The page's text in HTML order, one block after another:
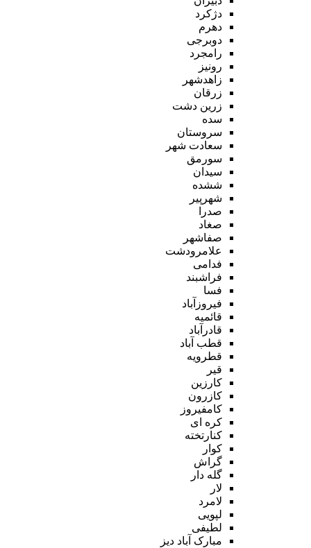
دژکرد
دهرم
دوبرجی
رامجرد
رونیز
زاهدشهر
زرقان
زرین دشت
سده
سروستان
سعادت شهر
سورمق
سیدان
ششده
شهرپیر
صدرا
صغاد
صفاشهر
علامرودشت
فدامی
فراشبند
فسا
فیروزآباد
قائمیه
قادرآباد
قطب آباد
قطرویه
قیر
کارزین
کازرون
کامفیروز
کره ای
کنارتخته
کوار
گراش
گله دار
لار
لامرد
لپویی
لطیفی
مبارک آباد دیز